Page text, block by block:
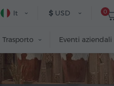
0
$ USD
It
Trasporto Eventi aziendali